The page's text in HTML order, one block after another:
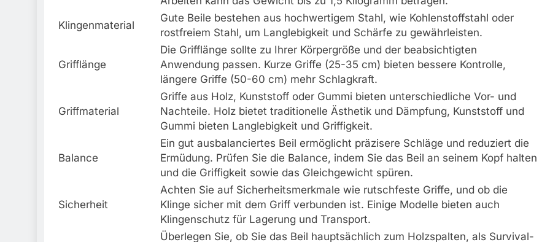
Klingenmaterial
Gute Beile bestehen aus hochwertigem Stahl, wie Kohlenstoffstahl oder
rostfreiem Stahl, um Langlebigkeit und Schärfe zu gewährleisten.
Grifflänge
Die Grifflänge sollte zu Ihrer Körpergröße und der beabsichtigten
Anwendung passen. Kurze Griffe (25-35 cm) bieten bessere Kontrolle,
längere Griffe (50-60 cm) mehr Schlagkraft.
Griffmaterial
Griffe aus Holz, Kunststoff oder Gummi bieten unterschiedliche Vor- und
Nachteile. Holz bietet traditionelle Ästhetik und Dämpfung, Kunststoff und
Gummi bieten Langlebigkeit und Griffigkeit.
Balance
Ein gut ausbalanciertes Beil ermöglicht präzisere Schläge und reduziert die
Ermüdung. Prüfen Sie die Balance, indem Sie das Beil an seinem Kopf halten
und die Griffigkeit sowie das Gleichgewicht spüren.
Sicherheit
Achten Sie auf Sicherheitsmerkmale wie rutschfeste Griffe, und ob die
Klinge sicher mit dem Griff verbunden ist. Einige Modelle bieten auch
Klingenschutz für Lagerung und Transport.
Überlegen Sie, ob Sie das Beil hauptsächlich zum Holzspalten, als Survival-